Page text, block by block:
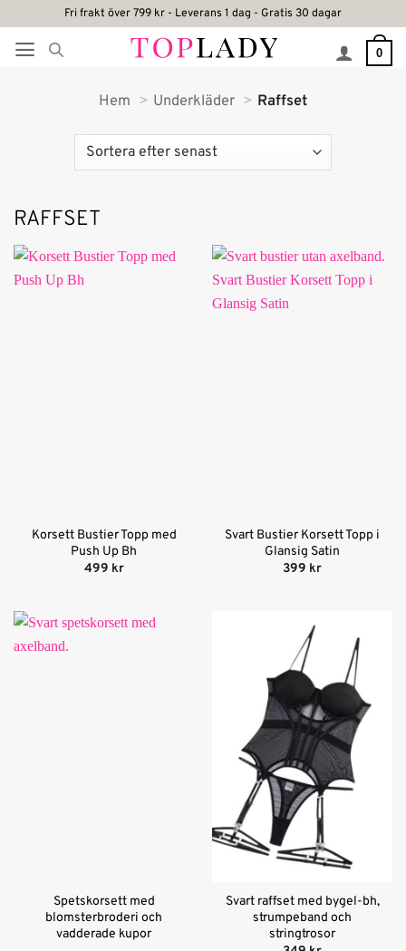
content
Fri frakt över 799 kr - Leverans 1 dag - Gratis 30 dagar
0
Hem Underkläder Raffset
RAFFSET
Korsett Bustier Topp med
Push Up Bh
499 kr
Svart Bustier Korsett Topp i
Glansig Satin
399 kr
Spetskorsett med
blomsterbroderi och
vadderade kupor
Svart raffset med bygel-bh,
strumpeband och
stringtrosor